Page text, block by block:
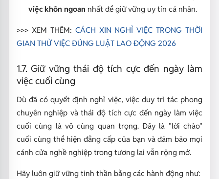
việc khôn ngoan nhất để giữ vững uy tín cá nhân.
>>> XEM THÊM: CÁCH XIN NGHỈ VIỆC TRONG THỜI
GIAN THỬ VIỆC ĐÚNG LUẬT LAO ĐỘNG 2026
1.7. Giữ vững thái độ tích cực đến ngày làm
việc cuối cùng
Dù đã có quyết định nghỉ việc, việc duy trì tác phong
chuyên nghiệp và thái độ tích cực đến ngày làm việc
cuối cùng là vô cùng quan trọng. Đây là "lời chào"
cuối cùng thể hiện đẳng cấp của bạn và đảm bảo mọi
cánh cửa nghề nghiệp trong tương lai vẫn rộng mở.
Hãy luôn giữ vững tinh thần bằng các hành động như: